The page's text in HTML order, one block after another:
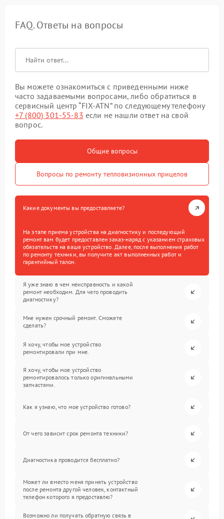
FAQ. Ответы на вопросы
Вы можете ознакомиться с приведенными ниже
часто задаваемыми вопросами, либо обратиться в
сервисный центр “FIX-ATN” по следующему телефону
+7 (800) 301-55-83 если не нашли ответ на свой
вопрос.
Общие вопросы
Вопросы по ремонту тепловизионных прицелов
Какие документы вы предоставляете?
На этапе приема устройства на диагностику и последующий
ремонт вам будет предоставлен заказ-наряд с указанием страховых
обязательств на ваше устройство. Далее, после выполнения работ
по ремонту техники, вы получите акт выполненных работ и
гарантийный талон.
Я уже знаю в чем неисправность и какой
ремонт необходим. Для чего проводить
диагностику?
Мне нужен срочный ремонт. Сможете
сделать?
Я хочу, чтобы мое устройство
ремонтировали при мне.
Я хочу, чтобы мое устройство
ремонтировалось только оригинальными
запчастями.
Как я узнаю, что мое устройство готово?
От чего зависит срок ремонта техники?
Диагностика проводится бесплатно?
Может ли вместо меня принять устройство
после ремонта другой человек, контактный
телефон которого я предоставлю?
Возможно ли получать обратную связь в